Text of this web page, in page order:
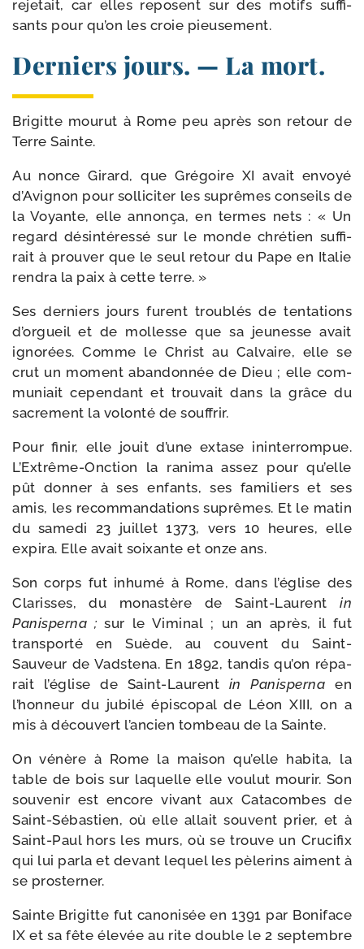
reje­tait, car elles reposent sur des motifs suf­fi­
sants pour qu’on les croie pieusement.
Derniers jours. — La mort.
Brigitte mou­rut à Rome peu après son retour de
Terre Sainte.
Au nonce Girard, que Grégoire XI avait envoyé
d’Avignon pour sol­li­ci­ter les suprêmes conseils de
la Voyante, elle annon­ça, en termes nets : « Un
regard dés­in­té­res­sé sur le monde chré­tien suf­fi­
rait à prou­ver que le seul retour du Pape en Italie
ren­dra la paix à cette terre. »
Ses der­niers jours furent trou­blés de ten­ta­tions
d’orgueil et de mol­lesse que sa jeu­nesse avait
igno­rées. Comme le Christ au Cal­vaire, elle se
crut un moment aban­don­née de Dieu ; elle com­
mu­niait cepen­dant et trou­vait dans la grâce du
sacre­ment la volon­té de souffrir.
Pour finir, elle jouit d’une extase inin­ter­rom­pue.
L’Extrême-Onction la rani­ma assez pour qu’elle
pût don­ner à ses enfants, ses fami­liers et ses
amis, les recom­man­da­tions suprêmes. Et le matin
du same­di 23 juillet 1373, vers 10 heures, elle
expi­ra. Elle avait soixante et onze ans.
Son corps fut inhu­mé à Rome, dans l’église des
Clarisses, du monas­tère de Saint-​Laurent in
Panisperna ; sur le Viminal ; un an après, il fut
trans­por­té en Suède, au couvent du Saint-​
Sauveur de Vadstena. En 1892, tan­dis qu’on répa­
rait l’église de Saint-​Laurent in Panisperna en
l’honneur du jubi­lé épis­co­pal de Léon XIII, on a
mis à décou­vert l’ancien tom­beau de la Sainte.
On vénère à Rome la mai­son qu’elle habi­ta, la
table de bois sur laquelle elle vou­lut mou­rir. Son
sou­ve­nir est encore vivant aux Cata­combes de
Saint-​Sébastien, où elle allait sou­vent prier, et à
Saint-​Paul hors les murs, où se trouve un Crucifix
qui lui par­la et devant lequel les pèle­rins aiment à
se prosterner.
Sainte Brigitte fut cano­ni­sée en 1391 par Boniface
IX et sa fête éle­vée au rite double le 2 sep­tembre